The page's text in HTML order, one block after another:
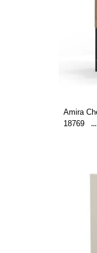
Amira
18769
...